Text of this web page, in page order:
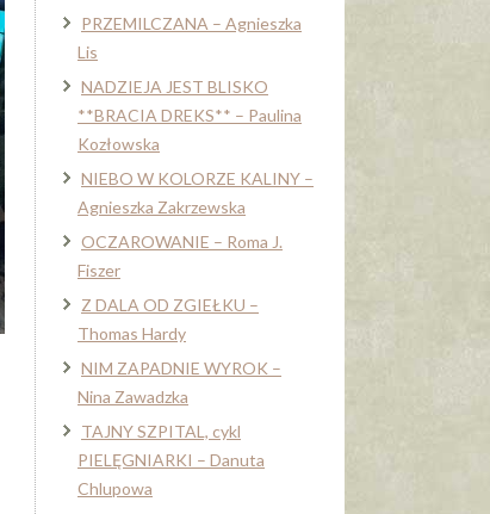
PRZEMILCZANA – Agnieszka
Lis
NADZIEJA JEST BLISKO
**BRACIA DREKS** – Paulina
Kozłowska
NIEBO W KOLORZE KALINY –
Agnieszka Zakrzewska
OCZAROWANIE – Roma J.
Fiszer
Z DALA OD ZGIEŁKU –
Thomas Hardy
NIM ZAPADNIE WYROK –
Nina Zawadzka
TAJNY SZPITAL, cykl
PIELĘGNIARKI – Danuta
Chlupowa